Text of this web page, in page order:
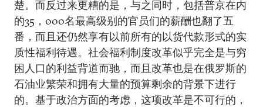
楚。而反过来更糟的是，与之同时，包括普京在内
的35，000名最高级别的官员们的薪酬也翻了五
番，而且还仍然享有以前所有的以货代款形式的实
质性福利待遇。社会福利制度改革似乎完全是与穷
困人口的利益背道而驰，而且改革也是在俄罗斯的
石油业繁荣和拥有大量的预算剩余的背景下进行
的。基于政治方面的考虑，这项改革是不可行的，